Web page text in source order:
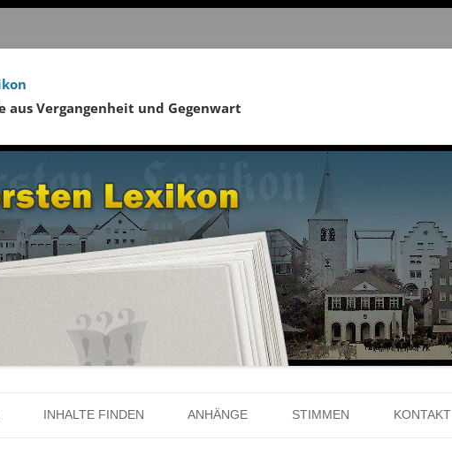
aus Vergangenheit und Gegenwart
zum
INHALTE FINDEN ANHÄNGE STIMMEN KONTAKT